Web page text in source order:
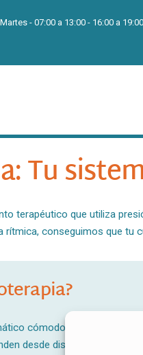
Martes - 07:00 a 13:00 - 16:00 a 19:00
Tu
terapéutico que utiliza
rítmica, conseguimos que tu
cómodo que cubre las
desde distal hacia